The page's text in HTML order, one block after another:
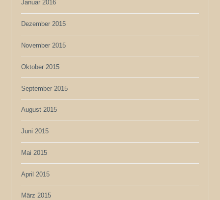
Januar 2016
Dezember 2015
November 2015
Oktober 2015
September 2015
August 2015
Juni 2015
Mai 2015
April 2015
März 2015